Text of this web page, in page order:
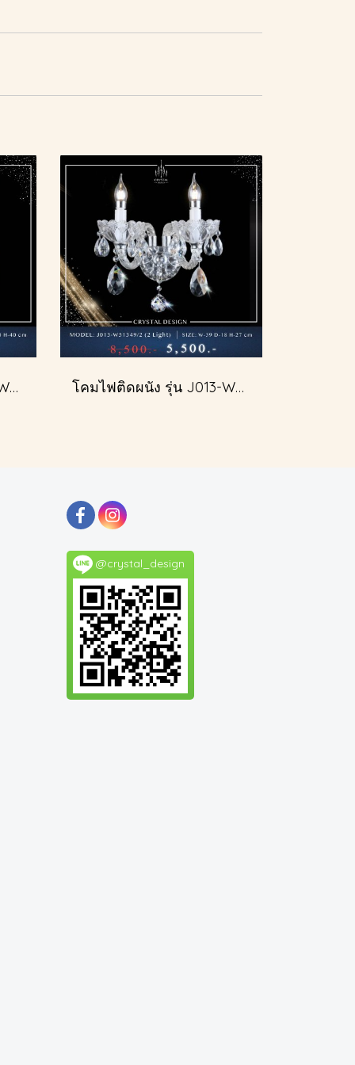
โคมไฟติดผนัง รุ่น J013-W51601/2 โคมไฟติดผนัง รุ่น J013-W51349/2
@crystal_design